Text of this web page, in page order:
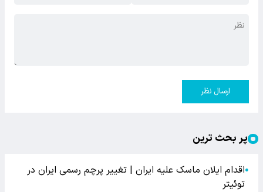
ارسال نظر
پر بحث ترین
●اقدام ایلان ماسک علیه ایران | تغییر پرچم رسمی ایران در
توئیتر